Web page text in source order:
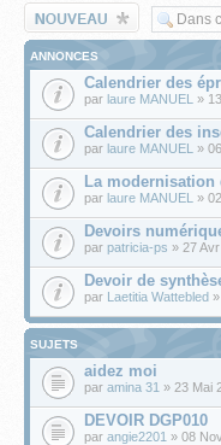
Écrire un nouveau
sujet
ANNONCES
Calendrier des
par laure MANUEL »
Calendrier des
par laure MANUEL »
La modernisation
par laure MANUEL »
Devoirs
par patricia-ps » 27
Devoir de
par Laetitia Wattebled
SUJETS
aidez moi
par amina 31 » 23 Mai
DEVOIR DGP010
par angie2201 » 08